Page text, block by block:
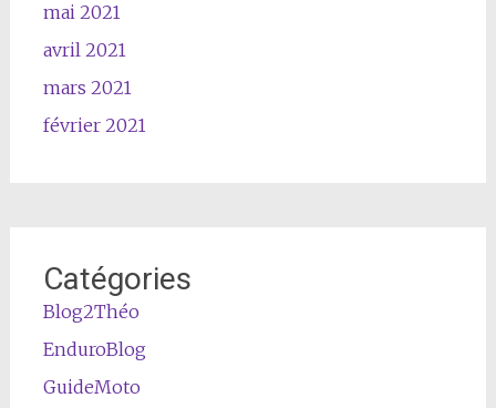
mai 2021
avril 2021
mars 2021
février 2021
Catégories
Blog2Théo
EnduroBlog
GuideMoto